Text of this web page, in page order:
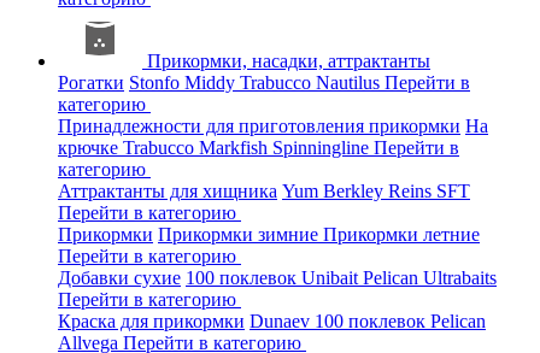
Прикормки, насадки, аттрактанты
Рогатки Stonfo Middy Trabucco Nautilus Перейти в
категорию
Принадлежности для приготовления прикормки На
крючке Trabucco Markfish Spinningline Перейти в
категорию
Аттрактанты для хищника Yum Berkley Reins SFT
Перейти в категорию
Прикормки Прикормки зимние Прикормки летние
Перейти в категорию
Добавки сухие 100 поклевок Unibait Pelican Ultrabaits
Перейти в категорию
Краска для прикормки Dunaev 100 поклевок Pelican
Allvega Перейти в категорию